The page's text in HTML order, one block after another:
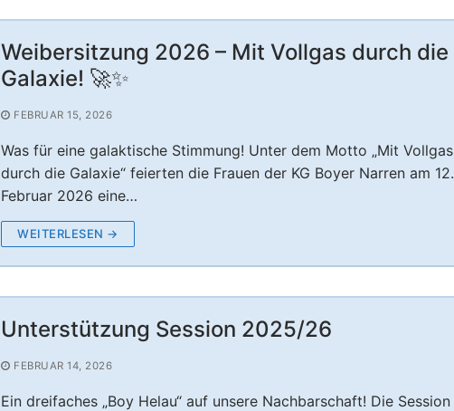
Weibersitzung 2026 – Mit Vollgas durch die
Galaxie! 🚀✨
FEBRUAR 15, 2026
Was für eine galaktische Stimmung! Unter dem Motto „Mit Vollgas
durch die Galaxie“ feierten die Frauen der KG Boyer Narren am 12.
Februar 2026 eine…
WEITERLESEN →
Unterstützung Session 2025/26
FEBRUAR 14, 2026
Ein dreifaches „Boy Helau“ auf unsere Nachbarschaft! Die Session